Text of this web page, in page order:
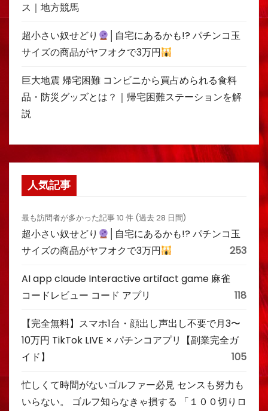
ス｜地方競馬
超小さい奴せどり
│自宅にあるかも!? パチンコ玉
サイズの商品がヤフオクで3万円
巨大地震 帰宅困難 コンビニから買占められる食料
品・防災グッズとは？｜帰宅困難ステーションを解
説
人気記事
最も訪問者が多かった記事 10 件 (過去 28 日間)
超小さい奴せどり
│自宅にあるかも!? パチンコ玉
サイズの商品がヤフオクで3万円
253
AI app claude Interactive artifact game 麻雀
コードレビュー コード アプリ
118
【完全無料】スマホ1台・顔出し声出し不要で月3〜
10万円 TikTok LIVE × パチンコアプリ【副業完全ガ
イド】
105
忙しくて時間がないゴルファー必見 センスも努力も
いらない。 ゴルフ知らなきゃ損する 「１００切りロ